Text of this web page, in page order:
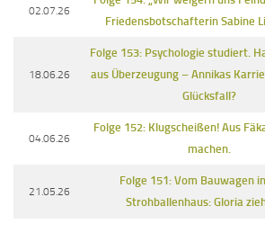
02.07.26
Friedensbotschafterin Sabine
18.06.26
Folge 153: Psychologie studiert.
aus Überzeugung – Annikas
Glücksfall?
04.06.26
Folge 152: Klugscheißen! Aus
machen.
21.05.26
Folge 151: Vom Bauwagen
Strohballenhaus: Gloria